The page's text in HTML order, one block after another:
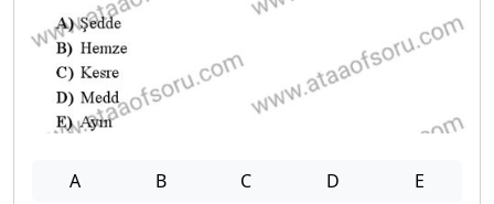
A B C D E